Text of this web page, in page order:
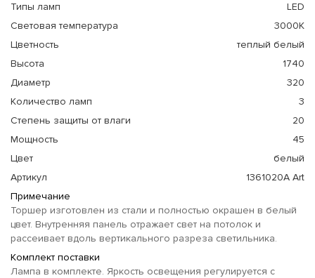
Типы ламп
LED
Световая температура
3000К
Цветность
теплый белый
Высота
1740
Диаметр
320
Количество ламп
3
Степень защиты от влаги
20
Мощность
45
Цвет
белый
Артикул
1361020A Art
Примечание
Торшер изготовлен из стали и полностью окрашен в белый
цвет. Внутренняя панель отражает свет на потолок и
рассеивает вдоль вертикального разреза светильника.
Комплект поставки
Лампа в комплекте. Яркость освещения регулируется с